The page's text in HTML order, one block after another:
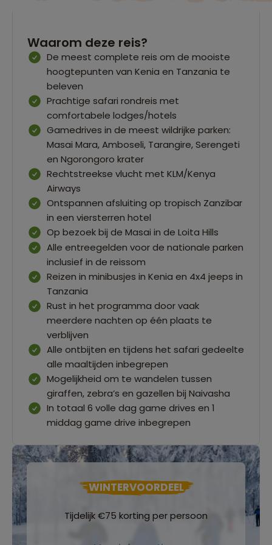
Waarom deze reis?
De meest complete reis om de mooiste
hoogtepunten van Kenia en Tanzania te
beleven
Prachtige safari rondreis met
comfortabele lodges/hotels
Gamedrives in de meest wildrijke parken:
Masai Mara, Amboseli, Tarangire, Serengeti
en Ngorongoro krater
Rechtstreekse vlucht met KLM/Kenya
Airways
Ontspannen afsluiting op tropisch Zanzibar
in een viersterren hotel
Op bezoek bij de Masai in de Loita Hills
Alle entreegelden voor de nationale parken
inclusief in de reissom
Reizen in minibusjes in Kenia en 4x4 jeeps in
Tanzania
Rust in het programma door vaak
meerdere nachten op één plaats te
verblijven
Alle ontbijten en tijdens het safari gedeelte
alle maaltijden inbegrepen
Mogelijkheid om te wandelen tussen
giraffen, zebra’s en gazellen bij Naivasha
In totaal 6 volle dag game drives en 1
middag game drive inbegrepen
WINTERVOORDEEL
Tijdelijk €75 korting per persoon